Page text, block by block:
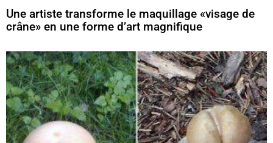
Une artiste transforme le maquillage «visage de
crâne» en une forme d’art magnifique